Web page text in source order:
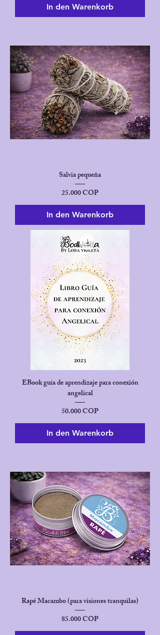
In den Warenkorb
Salvia pequeña
Preis
25.000 COP
In den Warenkorb
EBook guía de aprendizaje para conexión
angelical
Preis
50.000 COP
In den Warenkorb
Rapé Macambo (para visiones tranquilas)
Preis
85.000 COP